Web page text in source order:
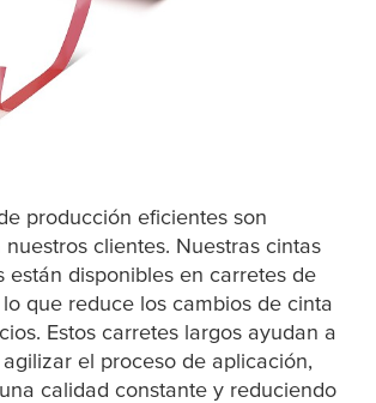
producción eficientes son
clientes. Nuestras cintas
están disponibles en carretes de
que reduce los cambios de cinta
Estos carretes largos ayudan a
el proceso de aplicación,
calidad constante y reduciendo